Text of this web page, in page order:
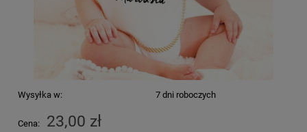
Wysyłka w: 7 dni roboczych
Cena: 23,00 zł